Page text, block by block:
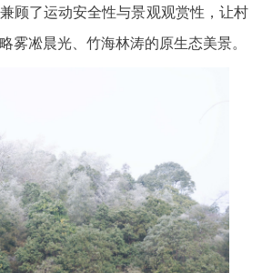
顾了运动安全性与景观观赏性，让村
雾凇晨光、竹海林涛的原生态美景。